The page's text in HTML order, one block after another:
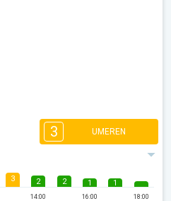
3 UMEREN
3 2
14:00
2 1
16:00
1
18:00